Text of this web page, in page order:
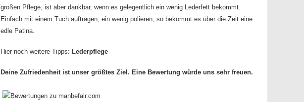
großen Pflege, ist aber dankbar, wenn es gelegentlich ein wenig Lederfett bekommt.
Einfach mit einem Tuch auftragen, ein wenig polieren, so bekommt es über die Zeit eine
edle Patina.
Hier noch weitere Tipps: Lederpflege
Deine Zufriedenheit ist unser größtes Ziel. Eine Bewertung würde uns sehr freuen.